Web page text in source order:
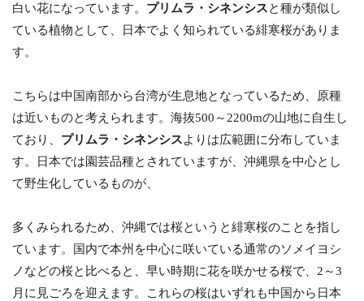
白い花になっています。 プリムラ・シネンシスと種が類似し
ている植物として、日本でよく知られている緋寒桜がありま
す。
こちらは中国南部から台湾が生息地となっているため、原種
は近いものと考えられます。海抜500～2200mの山地に自生し
ており、 プリムラ・シネンシスよりは広範囲に分布していま
す。日本では園芸品種とされていますが、沖縄県を中心とし
て野生化しているものが、
多くみられるため、沖縄では桜というと緋寒桜のことを指し
ています。国内で本州を中心に咲いている通常のソメイヨシ
ノなどの桜と比べると、早い時期に花を咲かせる桜で、2～3
月に見ごろを迎えます。これらの桜はいずれも中国から日本